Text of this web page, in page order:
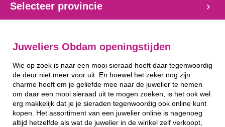
Selecteer provincie
Juweliers Obdam openingstijden
Wie op zoek is naar een mooi sieraad hoeft daar tegenwoordig
de deur niet meer voor uit. En hoewel het zeker nog zijn
charme heeft om je geliefde mee naar de juwelier te nemen
om daar een mooi sieraad uit te mogen zoeken, is het ook wel
erg makkelijk dat je je sieraden tegenwoordig ook online kunt
kopen. Het assortiment van een juwelier online is nagenoeg
altijd hetzelfde als wat de juwelier in de winkel zelf verkoopt,